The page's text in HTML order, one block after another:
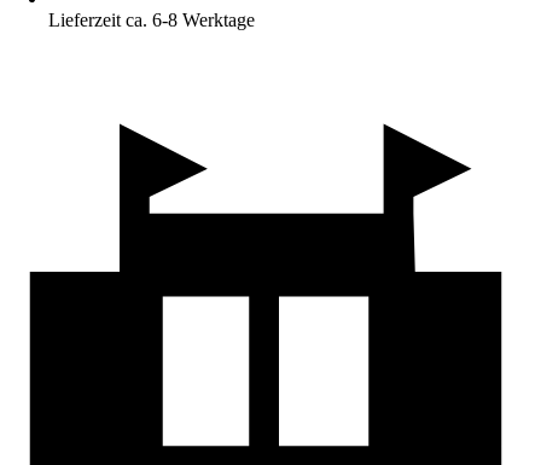
Lieferzeit ca. 6-8 Werktage